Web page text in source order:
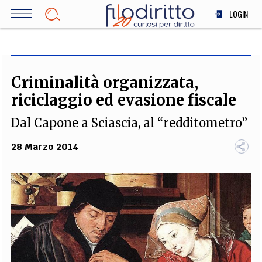
Salta
LOGIN
SOCIETÀ
MEDICINA
STORIA E FILOSOFIA
TEAM
FILODIRITTO REDAZIONE COMITATO SCIENTIFICO AUTORI CURATORI
FOTOGRAFI PARTNER COLLABORA CON NOI
Criminalità organizzata,
riciclaggio ed evasione fiscale
Dal Capone a Sciascia, al “redditometro”
28 Marzo 2014